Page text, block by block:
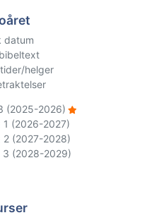
datum
helger
(2025-2026)
1 (2026-2027)
(2027-2028)
(2028-2029)